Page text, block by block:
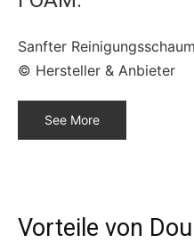
Sanfter
© Hersteller & Anbieter
See More
Vorteile von